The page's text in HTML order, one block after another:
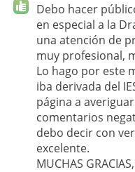
Debo hacer
en especial a la
una atención de
muy profesional,
Lo hago por este
iba derivada del
página a
comentarios
debo decir con
excelente.
MUCHAS